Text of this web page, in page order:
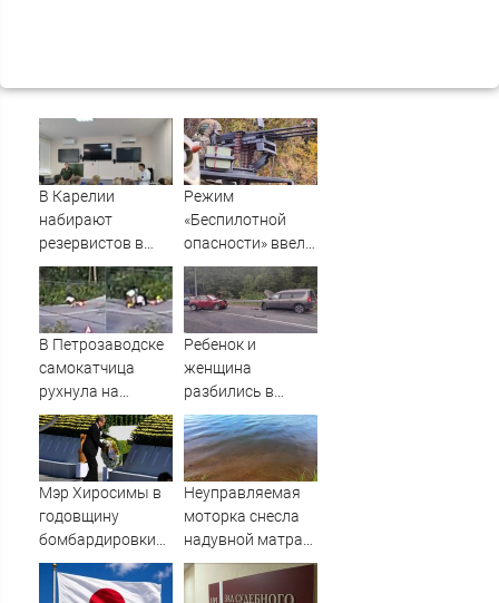
В Карелии
набирают
резервистов в
огневые группы
(ФОТО)
Режим
«Беспилотной
опасности» ввели
в Башкирии 6
августа
В Петрозаводске
самокатчица
рухнула на
тротуар (ВИДЕО)
Ребенок и
женщина
разбились в
аварии в
Приладожье
Мэр Хиросимы в
годовщину
бомбардировки
ни разу не
упомянул США в
Неуправляемая
моторка снесла
надувной матрас
с детьми рядом с
Карелией